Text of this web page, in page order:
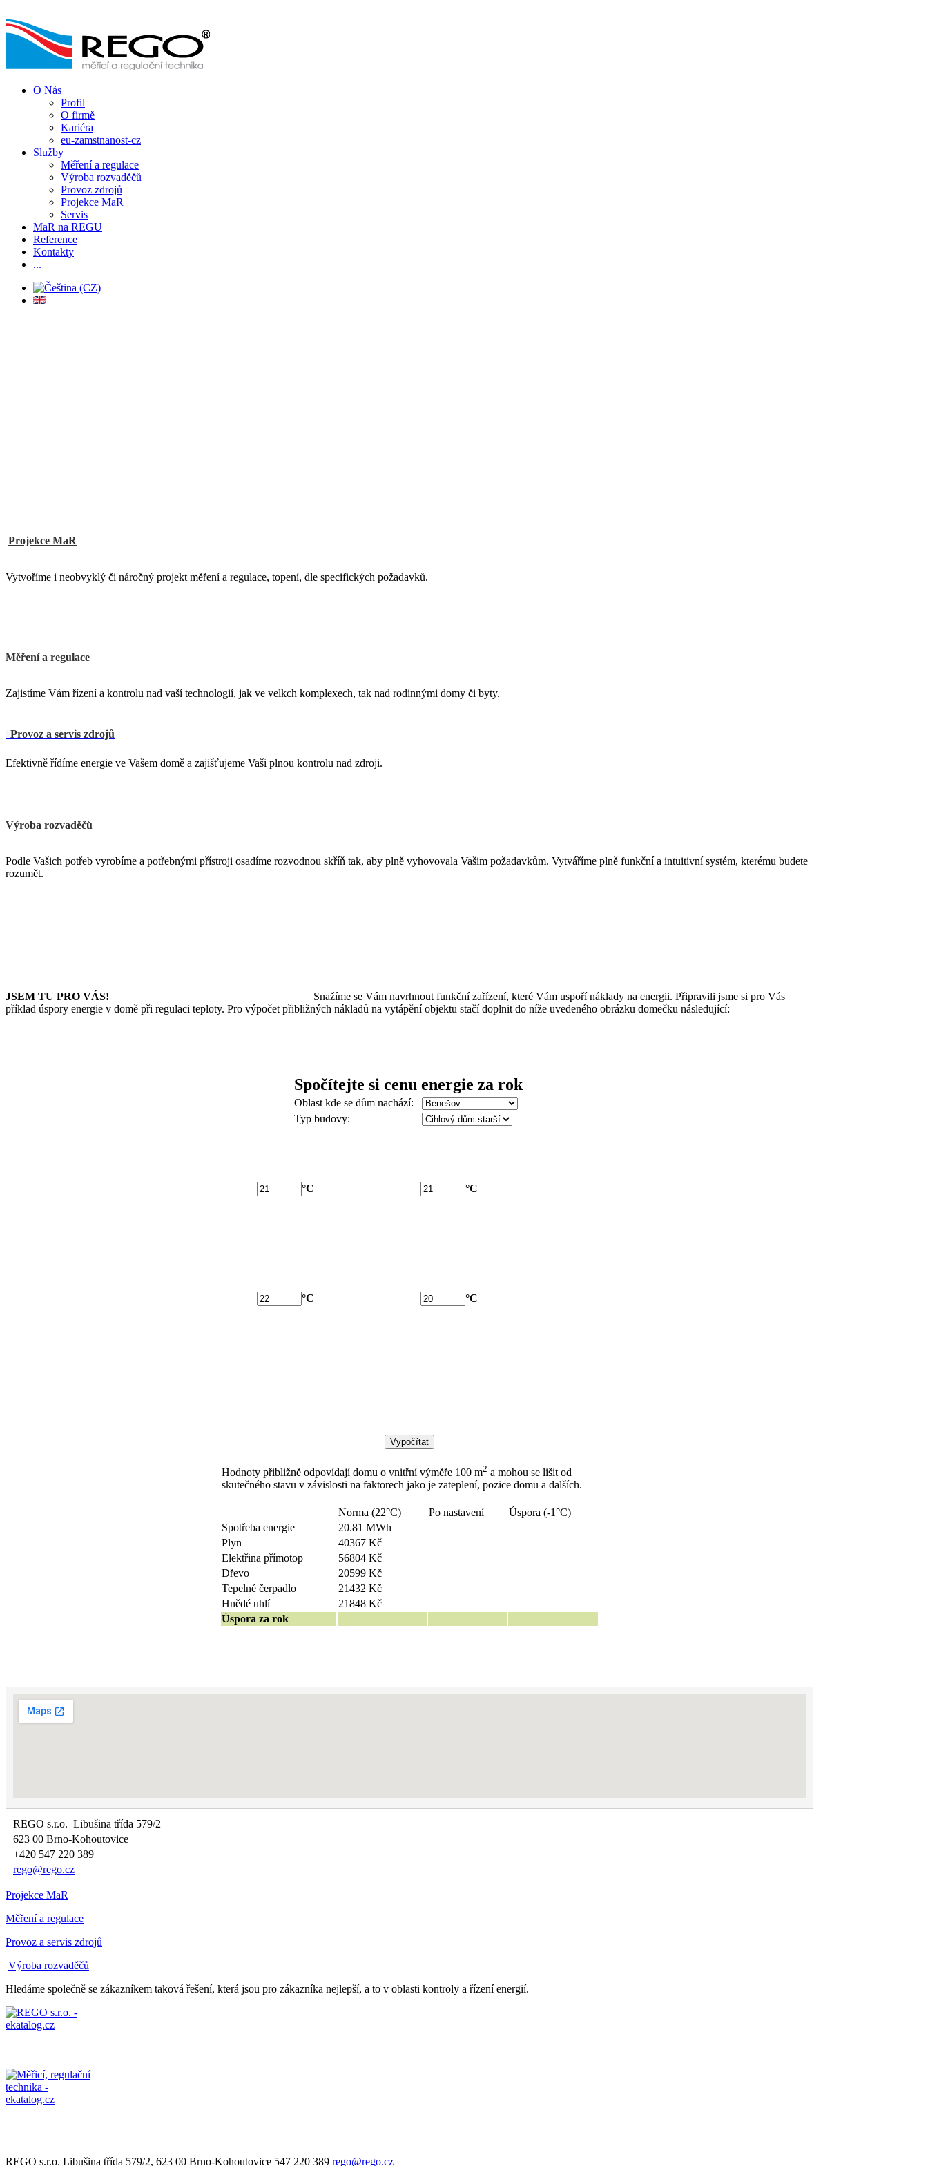
O Nás
Profil
O firmě
Kariéra
eu-zamstnanost-cz
Služby
Měření a regulace
Výroba rozvaděčů
Provoz zdrojů
Projekce MaR
Servis
MaR na REGU
Reference
Kontakty
...
Projekce MaR
Vytvoříme i neobvyklý či náročný projekt měření a regulace, topení, dle specifických požadavků.
Měření a regulace
Zajistíme Vám řízení a kontrolu nad vaší technologií, jak ve velkch komplexech, tak nad rodinnými domy či byty.
Provoz a servis zdrojů
Efektivně řídíme energie ve Vašem domě a zajišťujeme Vaši plnou kontrolu nad zdroji.
Výroba rozvaděčů
Podle Vašich potřeb vyrobíme a potřebnými přístroji osadíme rozvodnou skříň tak, aby plně vyhovovala Vašim požadavkům. Vytváříme plně funkční a intuitivní systém, kterému budete
rozumět.
JSEM TU PRO VÁS! Snažíme se Vám navrhnout funkční zařízení, které Vám uspoří náklady na energii. Připravili jsme si pro Vás
příklad úspory energie v domě při regulaci teploty. Pro výpočet přibližných nákladů na vytápění objektu stačí doplnit do níže uvedeného obrázku domečku následující:
Spočítejte si cenu energie za rok
Oblast kde se dům nachází:
Typ budovy:
°C °C
°C °C
Hodnoty přibližně odpovídají domu o vnitřní výměře 100 m2 a mohou se lišit od
skutečného stavu v závislosti na faktorech jako je zateplení, pozice domu a dalších.
Norma (22°C) Po nastavení
Úspora (-1°C)
Spotřeba energie
20.81 MWh
Plyn
40367 Kč
Elektřina přímotop
56804 Kč
Dřevo
20599 Kč
Tepelné čerpadlo
21432 Kč
Hnědé uhlí
21848 Kč
Úspora za rok
REGO s.r.o. Libušina třída 579/2
623 00 Brno-Kohoutovice
+420 547 220 389
rego@rego.cz
Projekce MaR
Měření a regulace
Provoz a servis zdrojů
Výroba rozvaděčů
Hledáme společně se zákazníkem taková řešení, která jsou pro zákazníka nejlepší, a to v oblasti kontroly a řízení energií.
REGO s.r.o. Libušina třída 579/2, 623 00 Brno-Kohoutovice 547 220 389 rego@rego.cz